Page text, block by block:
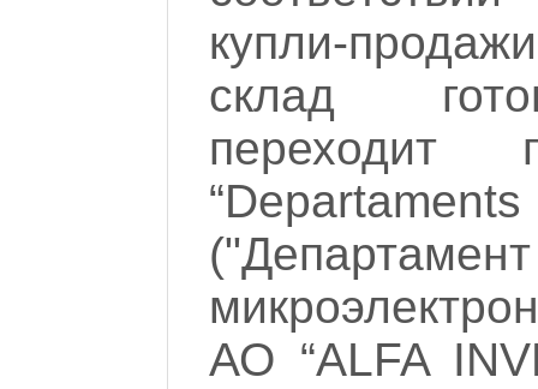
купли-
склад
переходит
("Департамент
АО “ALFA